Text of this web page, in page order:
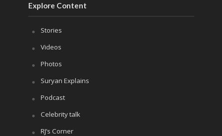
Explore Content
Stories
Videos
Photos
Suryan Explains
Podcast
Celebrity talk
RJ’s Corner